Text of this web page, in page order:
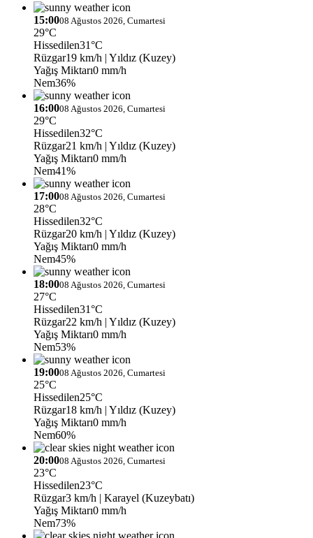
15:0008 Ağustos 2026, Cumartesi
29°C
Hissedilen31°C
Rüzgar19 km/h | Yıldız (Kuzey)
Yağış Miktarı0 mm/h
Nem36%
16:0008 Ağustos 2026, Cumartesi
29°C
Hissedilen32°C
Rüzgar21 km/h | Yıldız (Kuzey)
Yağış Miktarı0 mm/h
Nem41%
17:0008 Ağustos 2026, Cumartesi
28°C
Hissedilen32°C
Rüzgar20 km/h | Yıldız (Kuzey)
Yağış Miktarı0 mm/h
Nem45%
18:0008 Ağustos 2026, Cumartesi
27°C
Hissedilen31°C
Rüzgar22 km/h | Yıldız (Kuzey)
Yağış Miktarı0 mm/h
Nem53%
19:0008 Ağustos 2026, Cumartesi
25°C
Hissedilen25°C
Rüzgar18 km/h | Yıldız (Kuzey)
Yağış Miktarı0 mm/h
Nem60%
20:0008 Ağustos 2026, Cumartesi
23°C
Hissedilen23°C
Rüzgar3 km/h | Karayel (Kuzeybatı)
Yağış Miktarı0 mm/h
Nem73%